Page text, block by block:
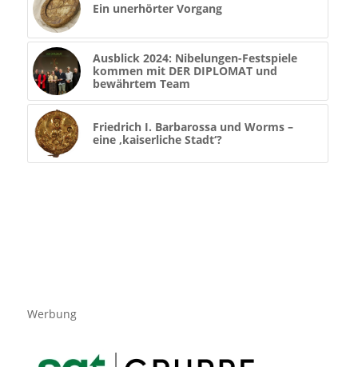
Ein unerhörter Vorgang
Ausblick 2024: Nibelungen-Festspiele
kommen mit DER DIPLOMAT und
bewährtem Team
Friedrich I. Barbarossa und Worms –
eine ‚kaiserliche Stadt‘?
Werbung